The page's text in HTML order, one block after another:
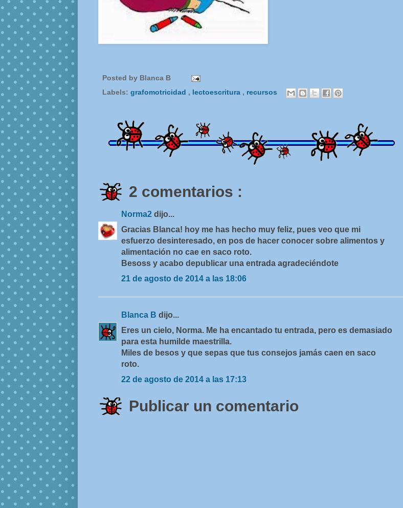
Posted by Blanca B
Labels: grafomotricidad , lectoescritura , recursos
2 comentarios :
Norma2 dijo...
Gracias Blanca! hoy me has hecho muy feliz, pues veo que mi
esfuerzo desinteresado, en pos de hacer conocer sobre alimentos y
alimentación no cae en saco roto.
Besoss y acabo depublicar una entrada agradeciéndote
21 de agosto de 2014 a las 18:06
Blanca B dijo...
Eres un cielo, Norma. Me ha encantado tu entrada, pero es demasiado
para esta humilde maestrilla.
Miles de besos y que sepas que tus consejos jamás caen en saco
roto.
22 de agosto de 2014 a las 17:13
Publicar un comentario